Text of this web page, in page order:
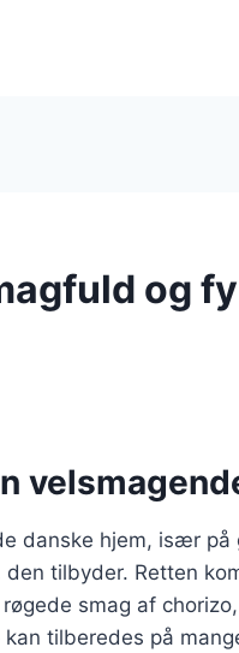
og
danske hjem, især på
tilbyder. Retten
smag af
tilberedes på